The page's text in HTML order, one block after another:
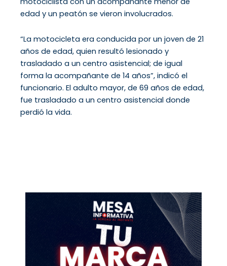
edad y un peatón se vieron involucrados.
“La motocicleta era conducida por un joven de 21
años de edad, quien resultó lesionado y
trasladado a un centro asistencial; de igual
forma la acompañante de 14 años”, indicó el
funcionario. El adulto mayor, de 69 años de edad,
fue trasladado a un centro asistencial donde
perdió la vida.